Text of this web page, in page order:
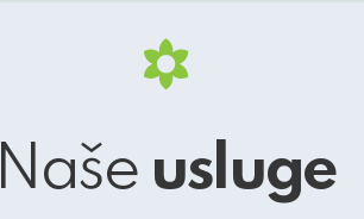
Naše usluge